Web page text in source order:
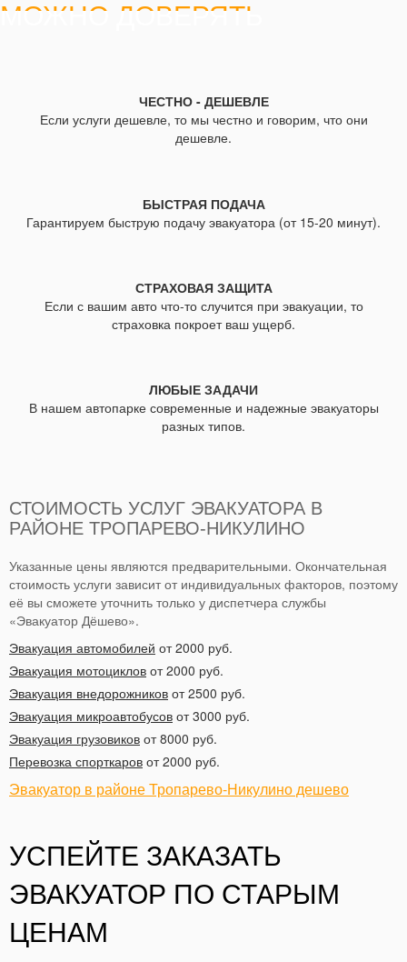
МОЖНО ДОВЕРЯТЬ
ЧЕСТНО - ДЕШЕВЛЕ
Если услуги дешевле, то мы честно и говорим, что они
дешевле.
БЫСТРАЯ ПОДАЧА
Гарантируем быструю подачу эвакуатора (от 15-20 минут).
СТРАХОВАЯ ЗАЩИТА
Если с вашим авто что-то случится при эвакуации, то
страховка покроет ваш ущерб.
ЛЮБЫЕ ЗАДАЧИ
В нашем автопарке современные и надежные эвакуаторы
разных типов.
СТОИМОСТЬ УСЛУГ ЭВАКУАТОРА В
РАЙОНЕ ТРОПАРЕВО-НИКУЛИНО
Указанные цены являются предварительными. Окончательная
стоимость услуги зависит от индивидуальных факторов, поэтому
её вы сможете уточнить только у диспетчера службы
«Эвакуатор Дёшево».
Эвакуация автомобилей от 2000 руб.
Эвакуация мотоциклов от 2000 руб.
Эвакуация внедорожников от 2500 руб.
Эвакуация микроавтобусов от 3000 руб.
Эвакуация грузовиков от 8000 руб.
Перевозка спорткаров от 2000 руб.
Эвакуатор в районе Тропарево-Никулино дешево
УСПЕЙТЕ ЗАКАЗАТЬ
ЭВАКУАТОР ПО СТАРЫМ
ЦЕНАМ